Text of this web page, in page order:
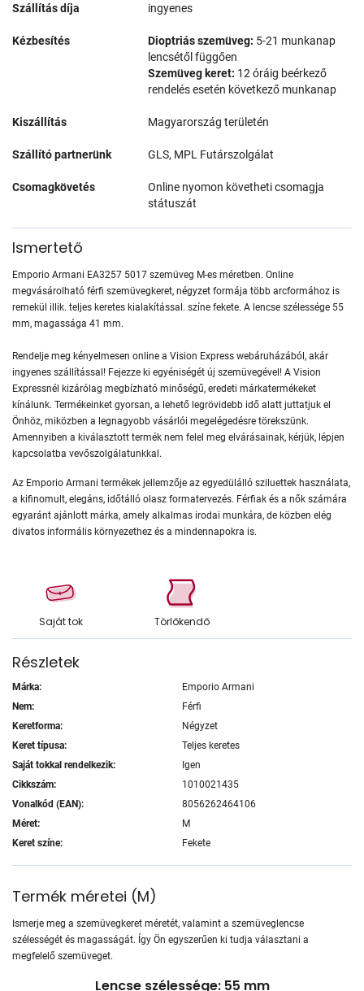
Szállítás díja ingyenes
Kézbesítés Dioptriás szemüveg: 5-21 munkanap
lencsétől függően
Szemüveg keret: 12 óráig beérkező
rendelés esetén következő munkanap
Kiszállítás Magyarország területén
Szállító partnerünk GLS, MPL Futárszolgálat
Csomagkövetés
Online nyomon követheti csomagja
státuszát
Ismertető
Emporio Armani EA3257 5017 szemüveg M-es méretben. Online
megvásárolható férfi szemüvegkeret, négyzet formája több arcformához is
remekül illik. teljes keretes kialakítással. színe fekete. A lencse szélessége 55
mm, magassága 41 mm.
Rendelje meg kényelmesen online a Vision Express webáruházából, akár
ingyenes szállítással! Fejezze ki egyéniségét új szemüvegével! A Vision
Expressnél kizárólag megbízható minőségű, eredeti márkatermékeket
kínálunk. Termékeinket gyorsan, a lehető legrövidebb idő alatt juttatjuk el
Önhöz, miközben a legnagyobb vásárlói megelégedésre törekszünk.
Amennyiben a kiválasztott termék nem felel meg elvárásainak, kérjük, lépjen
kapcsolatba vevőszolgálatunkkal.
Az Emporio Armani termékek jellemzője az egyedülálló sziluettek használata,
a kifinomult, elegáns, időtálló olasz formatervezés. Férfiak és a nők számára
egyaránt ajánlott márka, amely alkalmas irodai munkára, de közben elég
divatos informális környezethez és a mindennapokra is.
Saját tok Törlőkendő
Részletek
Márka:
Emporio Armani
Nem:
Férfi
Keretforma:
Négyzet
Keret típusa:
Teljes keretes
Saját tokkal rendelkezik:
Igen
Cikkszám:
1010021435
Vonalkód (EAN):
8056262464106
Méret:
M
Keret színe:
Fekete
Termék méretei (M)
Ismerje meg a szemüvegkeret méretét, valamint a szemüveglencse
szélességét és magasságát. Így Ön egyszerűen ki tudja választani a
megfelelő szemüveget.
Lencse szélessége: 55 mm